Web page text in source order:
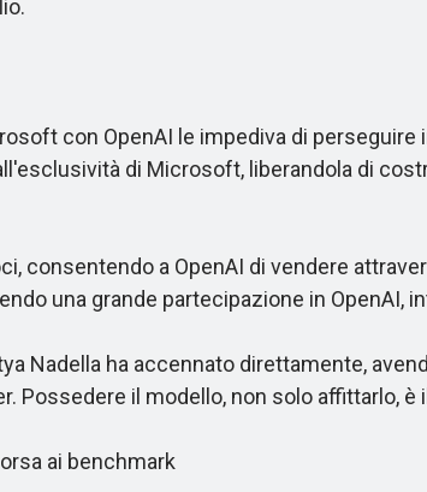
con OpenAI le impediva di
di Microsoft, liberandola di
consentendo a OpenAI di vendere
una grande partecipazione in
Nadella ha accennato direttamente,
Possedere il modello, non solo affittarlo,
ai benchmark